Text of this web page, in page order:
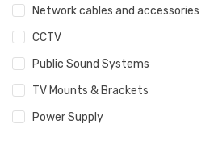
Network cables and accessories
CCTV
Public Sound Systems
TV Mounts & Brackets
Power Supply